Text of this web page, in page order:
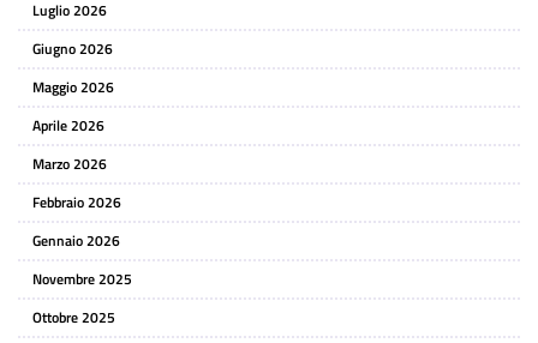
Luglio 2026
Giugno 2026
Maggio 2026
Aprile 2026
Marzo 2026
Febbraio 2026
Gennaio 2026
Novembre 2025
Ottobre 2025